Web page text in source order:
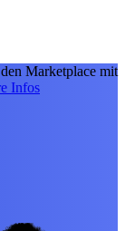
Marketplace mit
Infos